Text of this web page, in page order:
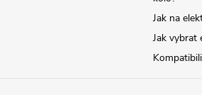
Jak na
Jak vybrat